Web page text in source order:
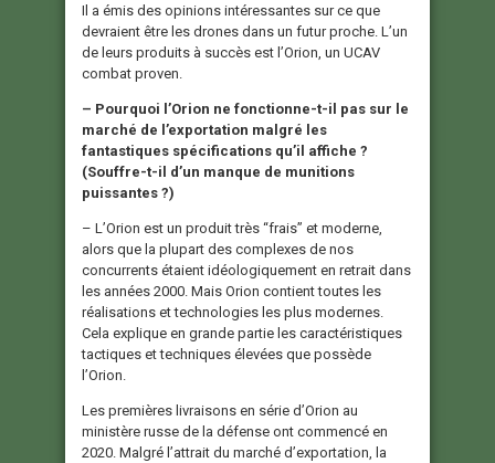
Il a émis des opinions intéressantes sur ce que
devraient être les drones dans un futur proche. L’un
de leurs produits à succès est l’Orion, un UCAV
combat proven.
– Pourquoi l’Orion ne fonctionne-t-il pas sur le
marché de l’exportation malgré les
fantastiques spécifications qu’il affiche ?
(Souffre-t-il d’un manque de munitions
puissantes ?)
– L’Orion est un produit très “frais” et moderne,
alors que la plupart des complexes de nos
concurrents étaient idéologiquement en retrait dans
les années 2000. Mais Orion contient toutes les
réalisations et technologies les plus modernes.
Cela explique en grande partie les caractéristiques
tactiques et techniques élevées que possède
l’Orion.
Les premières livraisons en série d’Orion au
ministère russe de la défense ont commencé en
2020. Malgré l’attrait du marché d’exportation, la